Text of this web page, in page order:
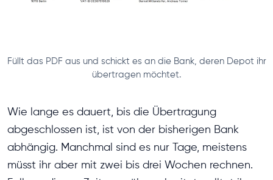
Füllt das PDF aus und schickt es an die Bank, deren Depot ihr
übertragen möchtet.
Wie lange es dauert, bis die Übertragung
abgeschlossen ist, ist von der bisherigen Bank
abhängig. Manchmal sind es nur Tage, meistens
müsst ihr aber mit zwei bis drei Wochen rechnen.